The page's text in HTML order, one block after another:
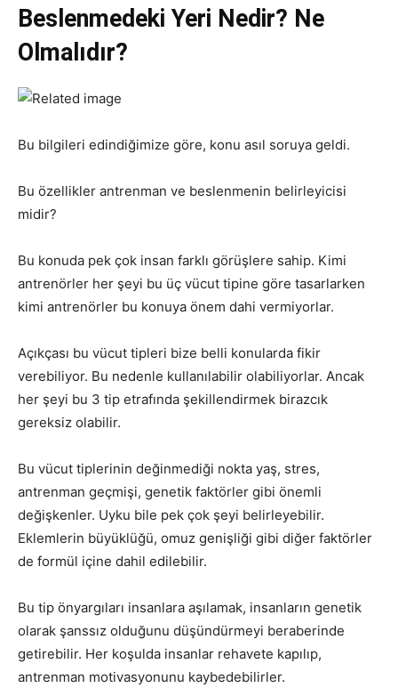
Beslenmedeki Yeri Nedir? Ne
Olmalıdır?
Bu bilgileri edindiğimize göre, konu asıl soruya geldi.
Bu özellikler antrenman ve beslenmenin belirleyicisi
midir?
Bu konuda pek çok insan farklı görüşlere sahip. Kimi
antrenörler her şeyi bu üç vücut tipine göre tasarlarken
kimi antrenörler bu konuya önem dahi vermiyorlar.
Açıkçası bu vücut tipleri bize belli konularda fikir
verebiliyor. Bu nedenle kullanılabilir olabiliyorlar. Ancak
her şeyi bu 3 tip etrafında şekillendirmek birazcık
gereksiz olabilir.
Bu vücut tiplerinin değinmediği nokta yaş, stres,
antrenman geçmişi, genetik faktörler gibi önemli
değişkenler. Uyku bile pek çok şeyi belirleyebilir.
Eklemlerin büyüklüğü, omuz genişliği gibi diğer faktörler
de formül içine dahil edilebilir.
Bu tip önyargıları insanlara aşılamak, insanların genetik
olarak şanssız olduğunu düşündürmeyi beraberinde
getirebilir. Her koşulda insanlar rehavete kapılıp,
antrenman motivasyonunu kaybedebilirler.